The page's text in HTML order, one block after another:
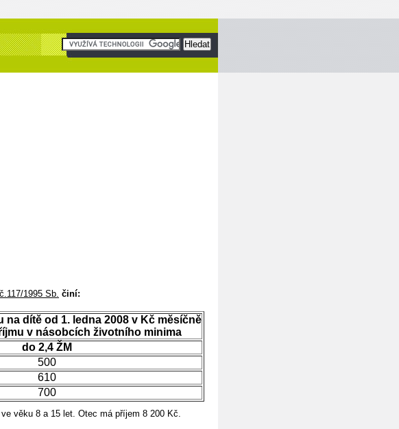
1995 Sb. činí:
na dítě od 1. ledna 2008 v Kč měsíčně
v násobcích životního minima
do 2,4 ŽM
500
610
700
věku 8 a 15 let. Otec má příjem 8 200 Kč.